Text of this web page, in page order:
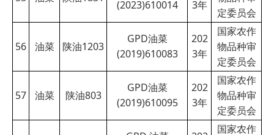
(2023)610014
3年
定委员会
56 油菜 陕油1203
GPD油菜
(2019)610083
202
3年
国家农作
物品种审
定委员会
57 油菜 陕油803
GPD油菜
(2019)610095
202
3年
国家农作
物品种审
定委员会
国家农作